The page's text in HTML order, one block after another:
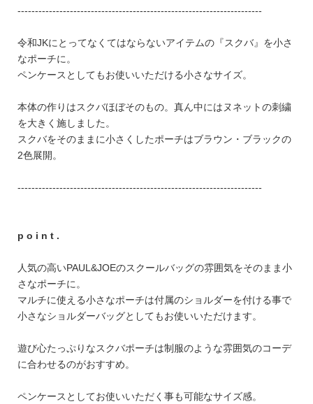
TOPICS
特定商取引法に基づく表記
プライバシーポリシー
----------------------------------------------------------------------
令和JKにとってなくてはならないアイテムの『スクバ』を小さ
なポーチに。
ペンケースとしてもお使いいただける小さなサイズ。
本体の作りはスクバほぼそのもの。真ん中にはヌネットの刺繍
を大きく施しました。
スクバをそのままに小さくしたポーチはブラウン・ブラックの
2色展開。
----------------------------------------------------------------------
p o i n t .
人気の高いPAUL&JOEのスクールバッグの雰囲気をそのまま小
さなポーチに。
マルチに使える小さなポーチは付属のショルダーを付ける事で
小さなショルダーバッグとしてもお使いいただけます。
遊び心たっぷりなスクバポーチは制服のような雰囲気のコーデ
に合わせるのがおすすめ。
ペンケースとしてお使いいただく事も可能なサイズ感。